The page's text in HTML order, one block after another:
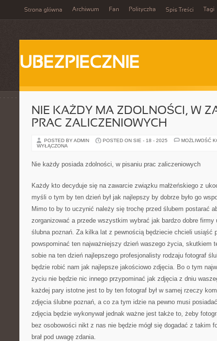
Strona główna Archiwum Fan Polityczka Spis Treści Tagi
UBEZPIECZNIE
NIE KAŻDY MA ZDOLNOŚCI, W
PRAC ZALICZENIOWYCH
POSTED BY ADMIN POSTED ON SIE - 18 - 2025
MOŻLIWOŚĆ
WYŁĄCZONA
Nie każdy posiada zdolności, w pisaniu prac zaliczeniowych
Każdy kto decyduje się na zawarcie związku małżeńskiego z
myśli o tym by ten dzień był jak najlepszy by dobrze było go
Mimo to by to uczynić należy się trochę przed ślubem postarać
zorganizować a przede wszystkim wybrać jak bardzo dobre firmy
ślubna poznań. Za kilka lat z pewnością będziecie chcieli usiąść
powspominać ten najważniejszy dzień waszego życia, skutkiem
sobie na ten dzień najlepszego profesjonalisty rodzaju fotograf
będzie robić nam jak najlepsze jakościowo zdjęcia. Bo o tym
życiu nie będzie nic innego przypominać jak zdjęcia z dniu
każdej pary istotne jest to by ten fotograf był w samej rzeczy
zdjęcia ślubne poznań, a co za tym idzie na pewno musi
zdjęcia będzie wykonywał jednak ważne jest także to, żeby
bez osobowości nikt z nas nie będzie mógł się dogadać z takim
brał pod uwagę zdania.